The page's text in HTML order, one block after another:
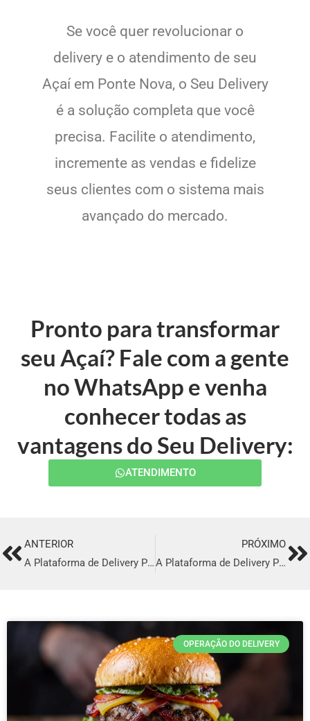
Se você quer revolucionar o
delivery e o atendimento de seu
Açaí em Ponte Nova, o Seu Delivery
é a solução completa que você
precisa. Facilite o atendimento,
incremente as vendas e fidelize
seus clientes com o sistema mais
avançado do mercado.
Pronto para transformar
seu Açaí? Fale com a gente
no WhatsApp e venha
conhecer todas as
vantagens do Seu Delivery:
ATENDIMENTO
PrevANTERIOR
A Plataforma de Delivery Perfeita em Acaraú
PRÓXIMO
A Plataforma de Delivery Perfeita em Viseu
OPERAÇÃO DO DELIVERY